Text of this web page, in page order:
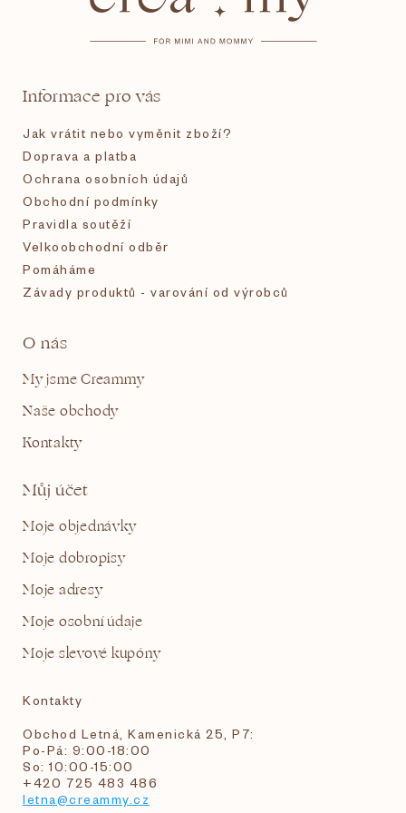
Informace pro vás
Jak vrátit nebo vyměnit zboží?
Doprava a platba
Ochrana osobních údajů
Obchodní podmínky
Pravidla soutěží
Velkoobchodní odběr
Pomáháme
Závady produktů - varování od výrobců
O nás
My jsme Creammy
Naše obchody
Kontakty
Můj účet
Moje objednávky
Moje dobropisy
Moje adresy
Moje osobní údaje
Moje slevové kupóny
Kontakty
Obchod Letná, Kamenická 25, P7:
Po-Pá: 9:00-18:00
So: 10:00-15:00
+420 725 483 486
letna@creammy.cz